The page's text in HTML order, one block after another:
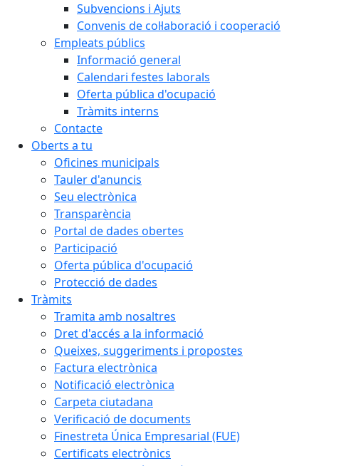
Subvencions i Ajuts
Convenis de col·laboració i cooperació
Empleats públics
Informació general
Calendari festes laborals
Oferta pública d'ocupació
Tràmits interns
Contacte
Oberts a tu
Oficines municipals
Tauler d'anuncis
Seu electrònica
Transparència
Portal de dades obertes
Participació
Oferta pública d'ocupació
Protecció de dades
Tràmits
Tramita amb nosaltres
Dret d'accés a la informació
Queixes, suggeriments i propostes
Factura electrònica
Notificació electrònica
Carpeta ciutadana
Verificació de documents
Finestreta Única Empresarial (FUE)
Certificats electrònics